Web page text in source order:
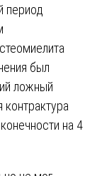
период
был
ложный
контрактура
на 4